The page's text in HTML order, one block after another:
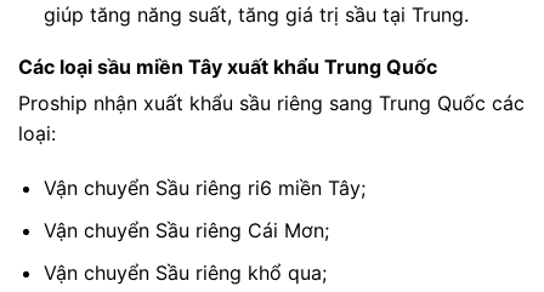
giúp tăng năng suất, tăng giá trị sầu tại Trung.
Các loại sầu miền Tây xuất khẩu Trung Quốc
Proship nhận xuất khẩu sầu riêng sang Trung Quốc các
loại:
Vận chuyển Sầu riêng ri6 miền Tây;
Vận chuyển Sầu riêng Cái Mơn;
Vận chuyển Sầu riêng khổ qua;